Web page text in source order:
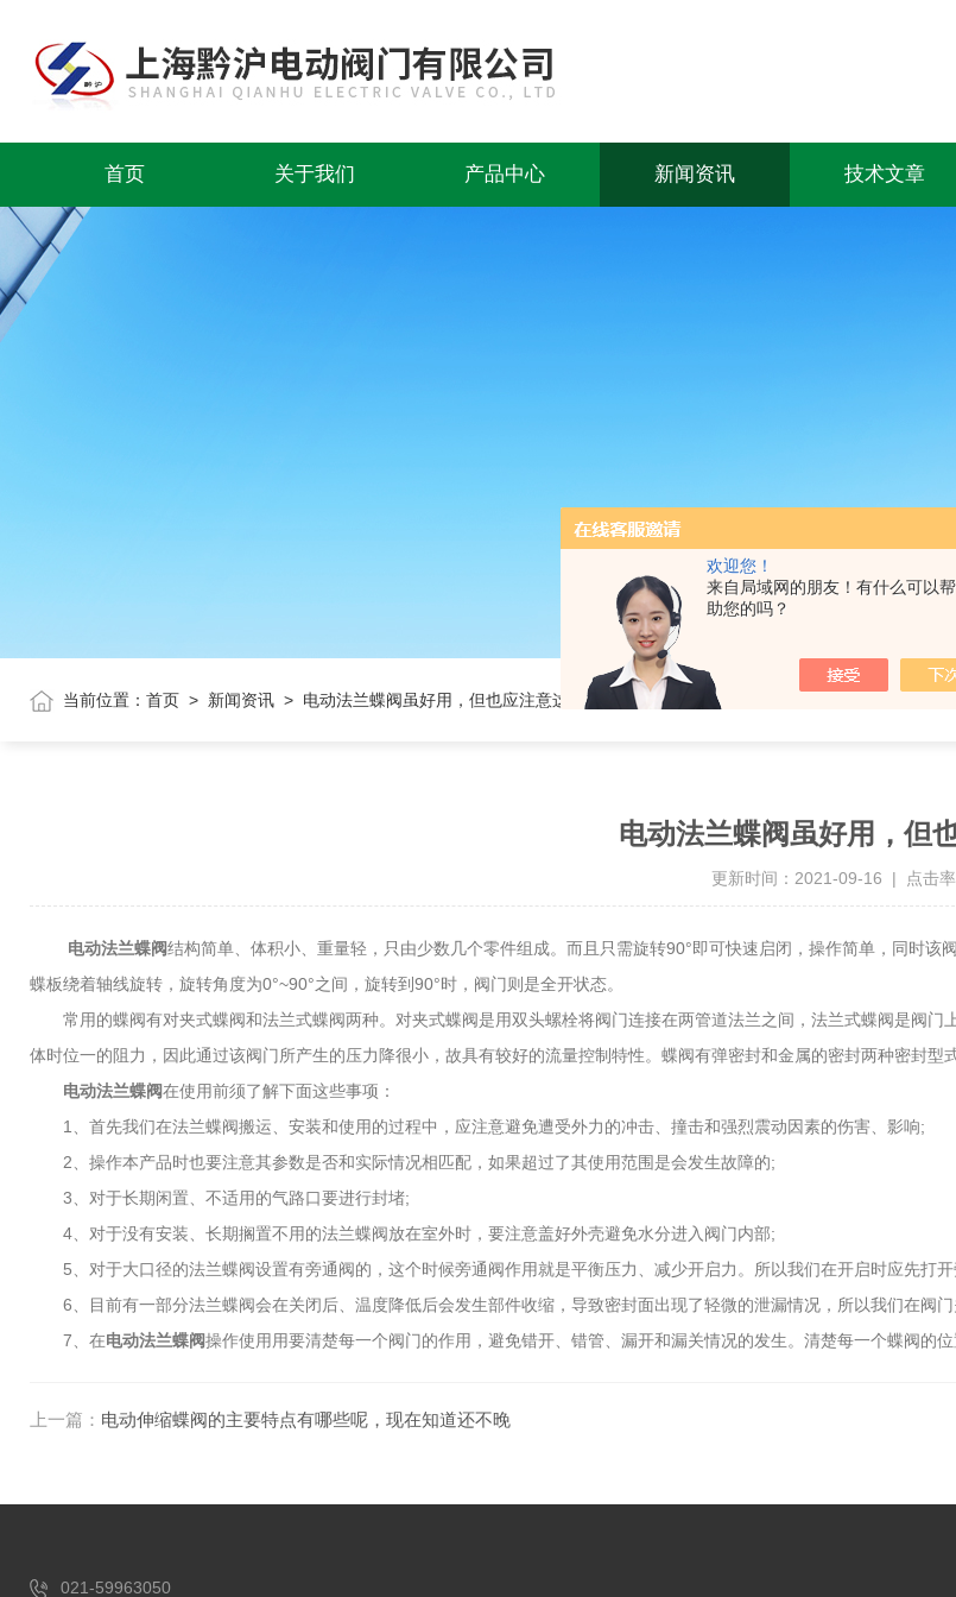
欢迎您！
来自局域网的朋友！有什么可以帮
助您的吗？
首页 关于我们 产品中心 新闻资讯 技术文章
当前位置： 首页 > 新闻资讯 > 电动法兰蝶阀虽好用，但也应注意这些
电动法兰蝶阀虽好用，但
更新时间：2021-09-16 | 点击
电动法兰蝶阀结构简单、体积小、重量轻，只由少数几个零件组成。而且只需旋转90°即可快速启闭，操作简单，同时
蝶板绕着轴线旋转，旋转角度为0°~90°之间，旋转到90°时，阀门则是全开状态。
常用的蝶阀有对夹式蝶阀和法兰式蝶阀两种。对夹式蝶阀是用双头螺栓将阀门连接在两管道法兰之间，法兰式蝶阀是阀门
体时位一的阻力，因此通过该阀门所产生的压力降很小，故具有较好的流量控制特性。蝶阀有弹密封和金属的密封两种密封型
电动法兰蝶阀在使用前须了解下面这些事项：
1、首先我们在法兰蝶阀搬运、安装和使用的过程中，应注意避免遭受外力的冲击、撞击和强烈震动因素的伤害、影响;
2、操作本产品时也要注意其参数是否和实际情况相匹配，如果超过了其使用范围是会发生故障的;
3、对于长期闲置、不适用的气路口要进行封堵;
4、对于没有安装、长期搁置不用的法兰蝶阀放在室外时，要注意盖好外壳避免水分进入阀门内部;
5、对于大口径的法兰蝶阀设置有旁通阀的，这个时候旁通阀作用就是平衡压力、减少开启力。所以我们在开启时应先打
6、目前有一部分法兰蝶阀会在关闭后、温度降低后会发生部件收缩，导致密封面出现了轻微的泄漏情况，所以我们在阀
7、在电动法兰蝶阀操作使用用要清楚每一个阀门的作用，避免错开、错管、漏开和漏关情况的发生。清楚每一个蝶阀的
上一篇： 电动伸缩蝶阀的主要特点有哪些呢，现在知道还不晚
021-59963050